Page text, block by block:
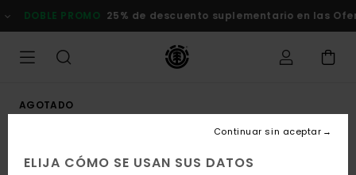
a
la
DOBLE PROMO 25% de descuento suplementario en las
AGOTADO
ELIJA CÓMO SE USAN SUS DATOS
Continuar sin aceptar